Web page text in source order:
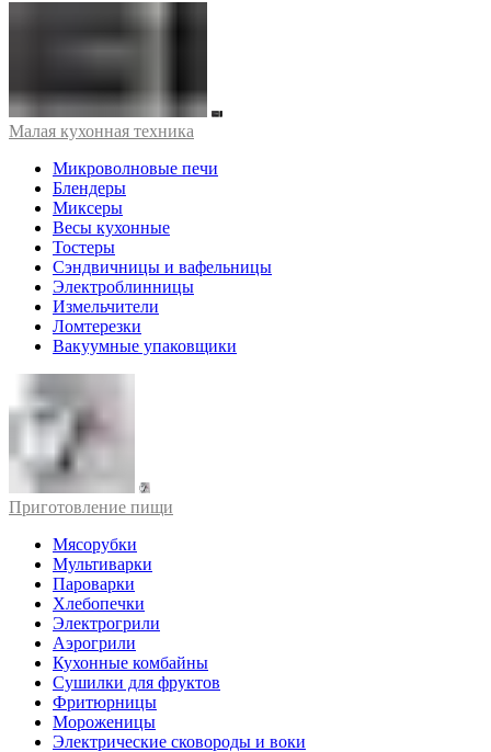
Малая кухонная техника
Микроволновые печи
Блендеры
Миксеры
Весы кухонные
Тостеры
Сэндвичницы и вафельницы
Электроблинницы
Измельчители
Ломтерезки
Вакуумные упаковщики
Приготовление пищи
Мясорубки
Мультиварки
Пароварки
Хлебопечки
Электрогрили
Аэрогрили
Кухонные комбайны
Сушилки для фруктов
Фритюрницы
Мороженицы
Электрические сковороды и воки